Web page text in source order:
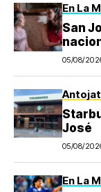
En La
San
05/08/
José
05/08/
En La